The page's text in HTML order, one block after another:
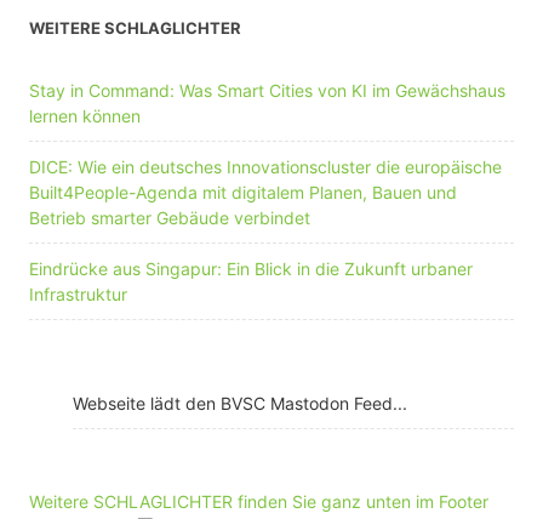
WEITERE SCHLAGLICHTER
Stay in Command: Was Smart Cities von KI im Gewächshaus
lernen können
DICE: Wie ein deutsches Innovationscluster die europäische
Built4People-Agenda mit digitalem Planen, Bauen und
Betrieb smarter Gebäude verbindet
Eindrücke aus Singapur: Ein Blick in die Zukunft urbaner
Infrastruktur
Webseite lädt den BVSC Mastodon Feed...
Weitere SCHLAGLICHTER finden Sie ganz unten im Footer